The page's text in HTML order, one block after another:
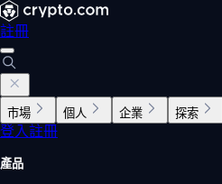
註冊
市場 個人 企業 探索
登入註冊
產品